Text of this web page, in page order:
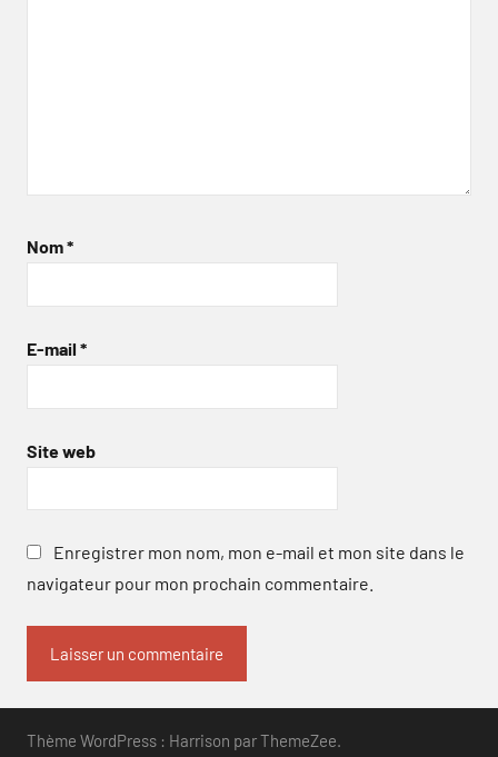
Nom*
E-mail *
Site web
Enregistrer mon nom, mon e-mail et mon site dans le
navigateur pour mon prochain commentaire.
Thème WordPress : Harrison par ThemeZee.